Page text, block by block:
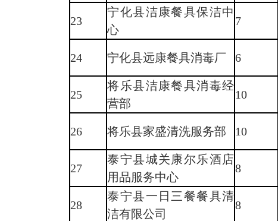
23
宁化县洁康餐具保洁中
心
7
24 宁化县远康餐具消毒厂 6
25
将乐县洁康餐具消毒经
营部
10
26 将乐县家盛清洗服务部 10
27
泰宁县城关康尔乐酒店
用品服务中心
8
28
泰宁县一日三餐餐具清
洁有限公司
8